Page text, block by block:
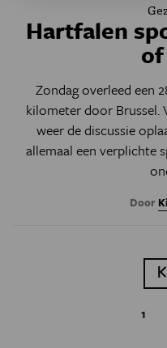
Hartfalen
Zondag overleed een
kilometer door Brussel.
weer de discussie
allemaal een verplichte
Door
Page
1